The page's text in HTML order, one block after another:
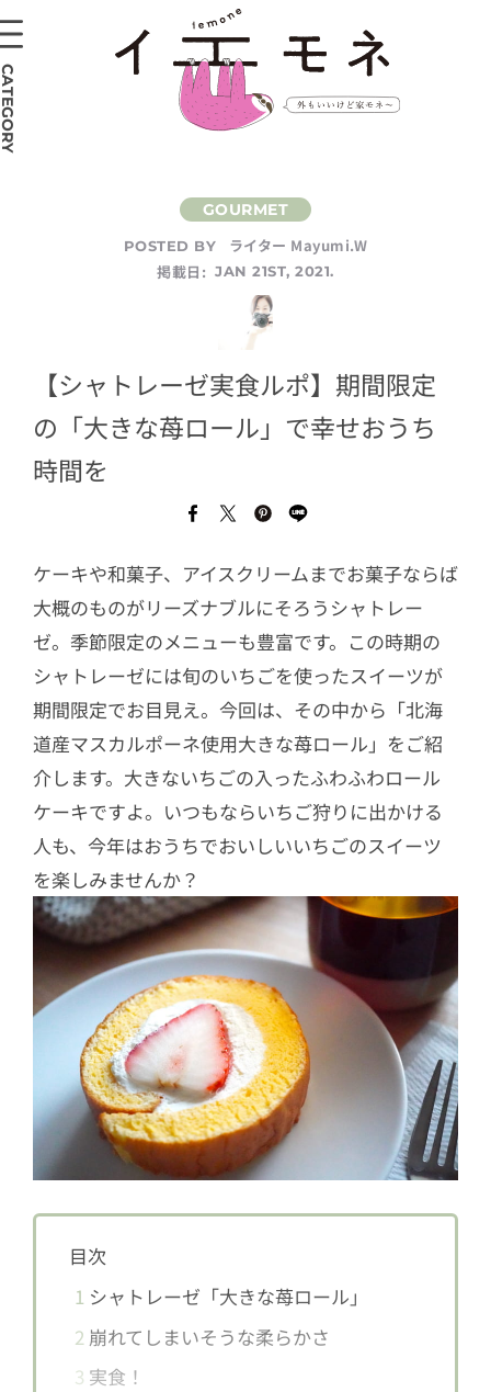
POSTED BY
ライター Mayumi.W
掲載日: JAN 21ST, 2021.
【シャトレーゼ実食ルポ】期間限定
の「大きな苺ロール」で幸せおうち
時間を
ケーキや和菓子、アイスクリームまでお菓子ならば
大概のものがリーズナブルにそろうシャトレー
ゼ。季節限定のメニューも豊富です。この時期の
シャトレーゼには旬のいちごを使ったスイーツが
期間限定でお目見え。今回は、その中から「北海
道産マスカルポーネ使用大きな苺ロール」をご紹
介します。大きないちごの入ったふわふわロール
ケーキですよ。いつもならいちご狩りに出かける
人も、今年はおうちでおいしいいちごのスイーツ
を楽しみませんか？
目次
1 シャトレーゼ「大きな苺ロール」
2 崩れてしまいそうな柔らかさ
3 実食！